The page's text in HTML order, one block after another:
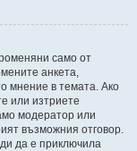
само от
анкета,
мнение в темата. Ако
или изтриете
модератор или
възможния отговор.
да е приключила